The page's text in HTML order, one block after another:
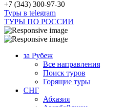
+7 (343) 300-97-30
Туры в telegram
ТУРЫ ПО РОССИИ
за Рубеж
Все направления
Поиск туров
Горящие туры
СНГ
Абхазия